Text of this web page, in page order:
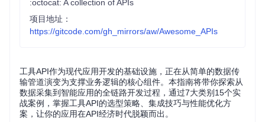
:octocat: A collection of APIs
项目地址：
https://gitcode.com/gh_mirrors/aw/Awesome_APIs
工具API作为现代应用开发的基础设施，正在从简单的数据传
输管道演变为支撑业务逻辑的核心组件。本指南将带你探索从
数据采集到智能应用的全链路开发过程，通过7大类别15个实
战案例，掌握工具API的选型策略、集成技巧与性能优化方
案，让你的应用在API经济时代脱颖而出。